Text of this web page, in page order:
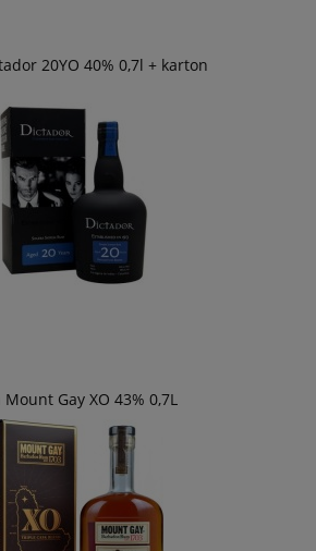
20YO 40% 0,7l + karton
Mount Gay XO 43% 0,7L